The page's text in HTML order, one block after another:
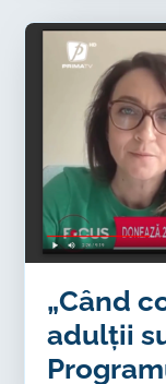
„Când
adulții